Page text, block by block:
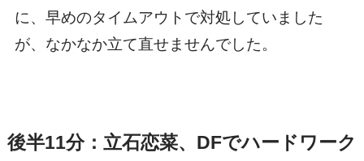
に、早めのタイムアウトで対処していました
が、なかなか立て直せませんでした。
後半11分：立石恋菜、DFでハードワーク